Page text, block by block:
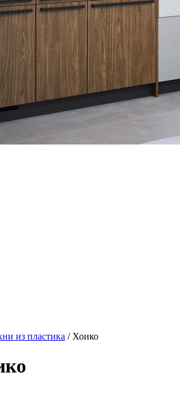
из пластика / Хоико